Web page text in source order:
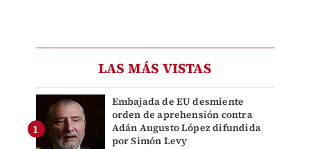
LAS MÁS VISTAS
Embajada de EU desmiente
orden de aprehensión contra
Adán Augusto López difundida
por Simón Levy